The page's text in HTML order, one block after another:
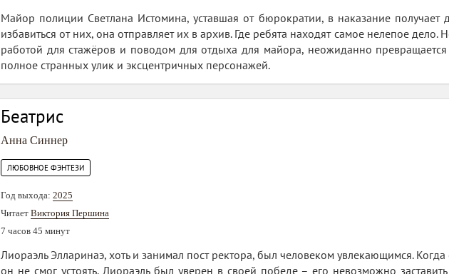
Майор полиции Светлана Истомина, уставшая от бюрократии, в наказание получает
избавиться от них, она отправляет их в архив. Где ребята находят самое нелепое
работой для стажёров и поводом для отдыха для майора, неожиданно превращается
полное странных улик и эксцентричных персонажей.
Беатрис
Анна Синнер
ЛЮБОВНОЕ ФЭНТЕЗИ
Год выхода: 2025
Читает Виктория Першина
7 часов 45 минут
Лиораэль Элларинаэ, хоть и занимал пост ректора, был человеком увлекающимся.
он не смог устоять. Лиораэль был уверен в своей победе – его невозможно